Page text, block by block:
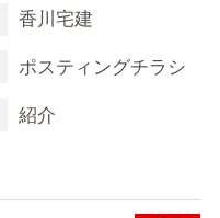
香川宅建
ポスティングチラシ
紹介